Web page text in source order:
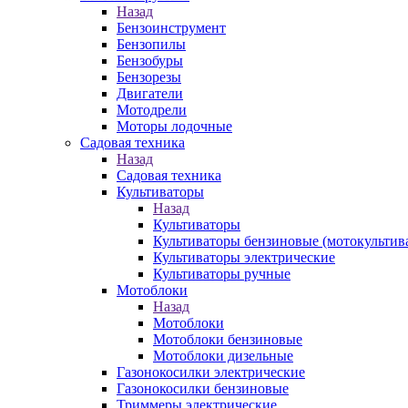
Назад
Бензоинструмент
Бензопилы
Бензобуры
Бензорезы
Двигатели
Мотодрели
Моторы лодочные
Садовая техника
Назад
Садовая техника
Культиваторы
Назад
Культиваторы
Культиваторы бензиновые
Культиваторы электрические
Культиваторы ручные
Мотоблоки
Назад
Мотоблоки
Мотоблоки бензиновые
Мотоблоки дизельные
Газонокосилки электрические
Газонокосилки бензиновые
Триммеры электрические